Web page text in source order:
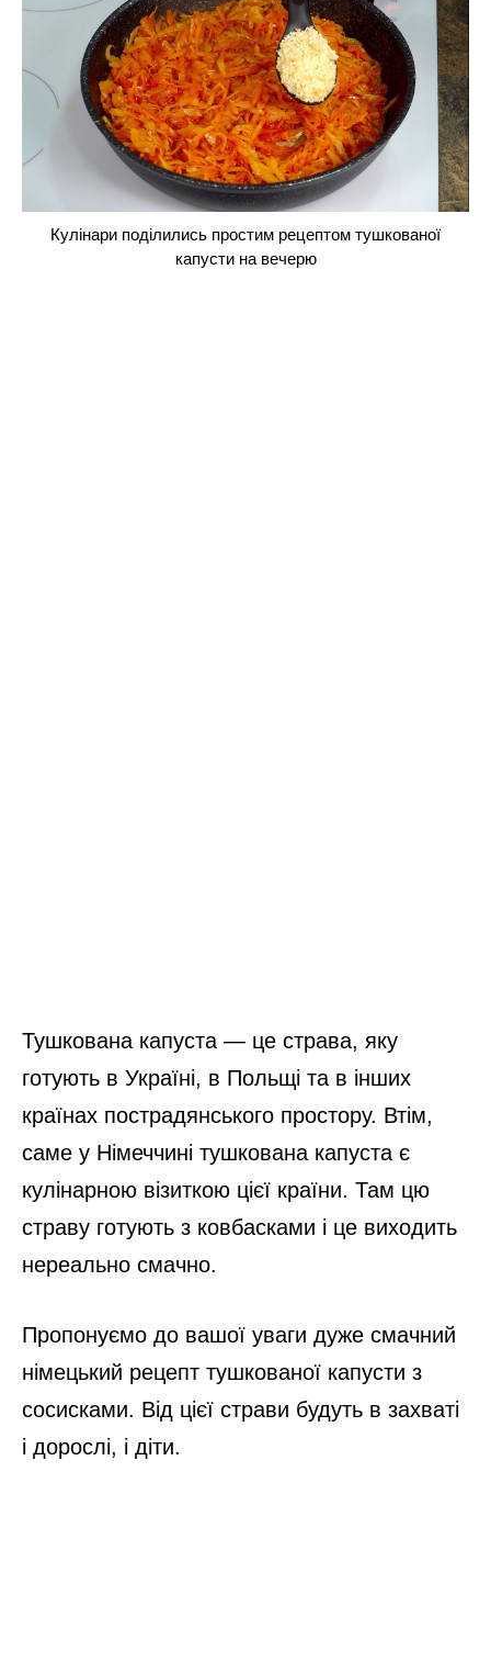
Кулінари поділились простим рецептом тушкованої
капусти на вечерю
Тушкована капуста — це страва, яку
готують в Україні, в Польщі та в інших
країнах пострадянського простору. Втім,
саме у Німеччині тушкована капуста є
кулінарною візиткою цієї країни. Там цю
страву готують з ковбасками і це виходить
нереально смачно.
Пропонуємо до вашої уваги дуже смачний
німецький рецепт тушкованої капусти з
сосисками. Від цієї страви будуть в захваті
і дорослі, і діти.